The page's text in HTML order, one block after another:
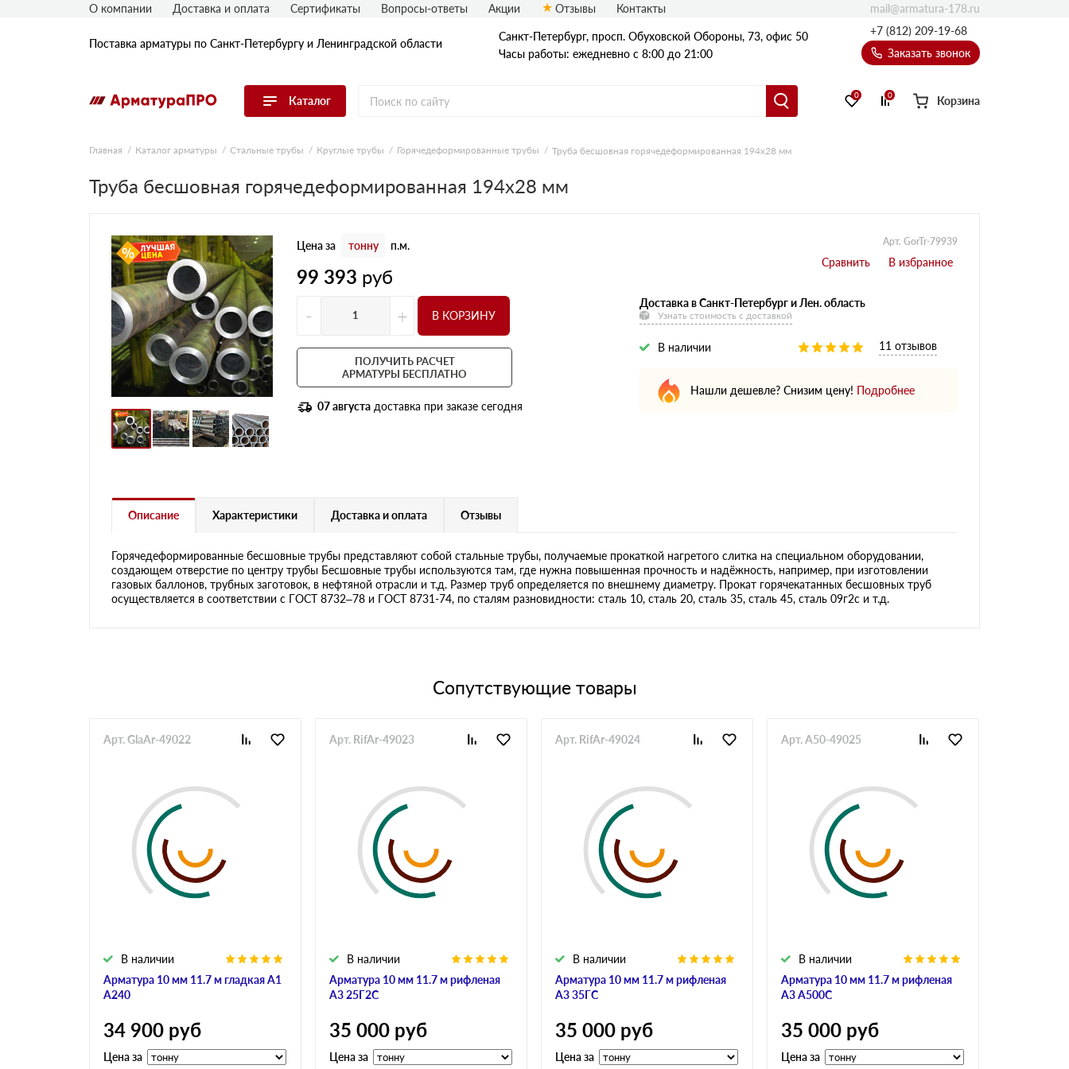
Поставка арматуры по Санкт-Петербургу и Ленинградской области
Санкт-Петербург, просп. Обуховской Обороны, 73, офис 50
Часы работы: ежедневно с 8:00 до 21:00
+7 (812) 209-19-68
Заказать звонок
Каталог
Перейти в каталог
Арматура
Катанка
Комплектующие к арматуре
Стальные трубы
0 0 Корзина
О компании Доставка и оплата Сертификаты Вопросы-ответы Акции Отзывы Контакты mail@armatura-178.ru
Главная Каталог арматуры Стальные трубы Круглые трубы Горячедеформированные трубы Труба бесшовная горячедеформированная 194х28 мм
Труба бесшовная горячедеформированная 194х28 мм
Цена за тонну п.м.
99 393 руб
Арт. GorTr-79939
- + В КОРЗИНУ
ПОЛУЧИТЬ РАСЧЕТ
АРМАТУРЫ БЕСПЛАТНО
07 августа доставка при заказе сегодня
Доставка в Санкт-Петербург и Лен. область
Узнать стоимость с доставкой
В наличии 11 отзывов
Нашли дешевле? Снизим цену! Подробнее
Описание Характеристики Доставка и оплата Отзывы
Горячедеформированные бесшовные трубы представляют собой стальные трубы, получаемые прокаткой нагретого слитка на специальном оборудовании,
создающем отверстие по центру трубы Бесшовные трубы используются там, где нужна повышенная прочность и надёжность, например, при изготовлении
газовых баллонов, трубных заготовок, в нефтяной отрасли и т.д. Размер труб определяется по внешнему диаметру. Прокат горячекатанных бесшовных труб
осуществляется в соответствии с ГОСТ 8732–78 и ГОСТ 8731-74, по сталям разновидности: сталь 10, сталь 20, сталь 35, сталь 45, сталь 09г2с и т.д.
Сопутствующие товары
Арматура 10 мм 11.7 м гладкая А1
А240
В наличии
Арт. GlaAr-49022
34 900 руб
Цена за
Арматура 10 мм 11.7 м рифленая
А3 25Г2С
В наличии
Арт. RifAr-49023
35 000 руб
Цена за
Арматура 10 мм 11.7 м рифленая
А3 35ГС
В наличии
Арт. RifAr-49024
35 000 руб
Цена за
Арматура 10 мм 11.7 м рифленая
А3 А500С
В наличии
Арт. A50-49025
35 000 руб
Цена за